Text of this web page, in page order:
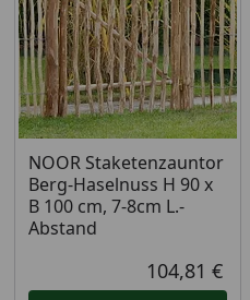
in ProzentPreis
Preis
NOOR Staketenzauntor
Berg-Haselnuss H 90 x
B 100 cm, 7-8cm L.-
Abstand
104,81 €